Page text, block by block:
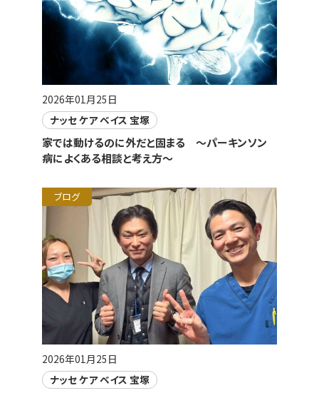
2026年01月25日
ナッセ ケア ベイス 宝塚
家では動けるのに外だと固まる ～パーキンソン
病によくある相談と考え方～
ブログ
2026年01月25日
ナッセ ケア ベイス 宝塚